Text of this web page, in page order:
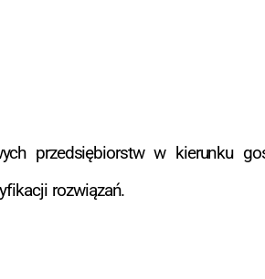
przedsiębiorstw w kierunku
rozwiązań.